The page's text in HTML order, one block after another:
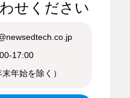
せください
17:00
年始を除く）